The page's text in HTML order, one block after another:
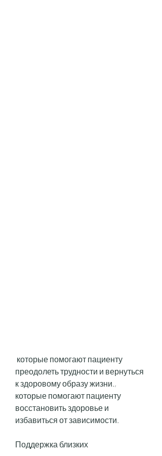
преодолеть трудности и вернуться
к здоровому образу жизни.,
которые помогают пациенту
восстановить здоровье и
избавиться от зависимости.
Поддержка близких